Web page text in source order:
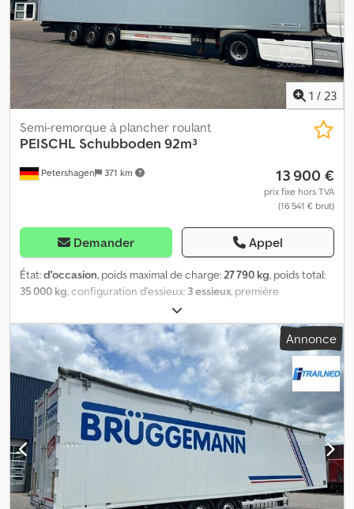
Apberf Poids à vide : 7 053 kg Charge utile : 37 947 kg PTAC : 45
000 kg Informations complémentaires Veuillez contacter Mark
van der Steen pour plus d'informations.
1 / 23
Petershagen 371 km
Semi-remorque à plancher roulant
PEISCHL Schubboden 92m³
13 900 €
prix fixe hors TVA
(16 541 € brut)
Demander Appel
État:d'occasion, poids maximal de charge:27 790 kg, poids total:
35 000 kg, configuration d'essieux: 3 essieux, première
, longueur totale:
totale:2 550 mm, hauteur totale:4 000 mm, Équipement:ABS,
Remorque à plancher coulissant Peischl, 92 m³ * Essieux SAF
avec suspension pneumatique et freins à disque * Bâche de toit
enroulable * Plate-forme de travail avec accès * Coffres de
rangement * Supports SAF * Pneumatiques 385/65R22,5 156J *
Jantes Alcoa Crodpfx Apezrq A Robef * Support de roue de
secours Pour de plus amples informations, n'hésitez pas à nous
contacter.
Annonce